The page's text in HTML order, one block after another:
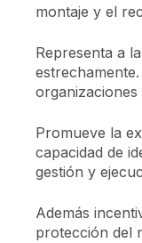
montaje y el
Representa a
Promueve la
capacidad de
gestión y
Además
protección del